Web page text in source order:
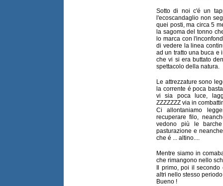
Sotto di noi c'é un
l'ecoscandaglio non
quei posti, ma circa 5
la sagoma del tonno
lo marca con
di vedere la linea
ad un tratto una buca e
che vi si era buttato
spettacolo della natura.
Le attrezzature sono
la corrente é poca
vi sia poca luce,
ZZZZZZZ via in
Ci allontaniamo
recuperare filo,
vedono più le
pasturazione e
che é ... altino....
Mentre siamo in
che rimangono nello
Il primo, poi il
altri nello stesso
Bueno !